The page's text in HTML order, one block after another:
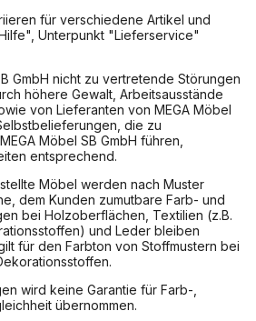
für verschiedene Artikel und
Unterpunkt "Lieferservice"
GmbH nicht zu vertretende Störungen
höhere Gewalt, Arbeitsausstände
von Lieferanten von MEGA Möbel
die zu
Möbel SB GmbH führen,
entsprechend.
Möbel werden nach Muster
dem Kunden zumutbare Farb- und
bei Holzoberflächen, Textilien (z.B.
und Leder bleiben
für den Farbton von Stoffmustern bei
wird keine Garantie für Farb-,
übernommen.